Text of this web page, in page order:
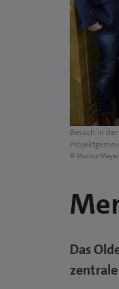
Besuch in
© Marcus
Das